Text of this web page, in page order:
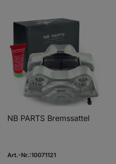
NB PARTS Bremssattel
Art.-Nr.:10071121